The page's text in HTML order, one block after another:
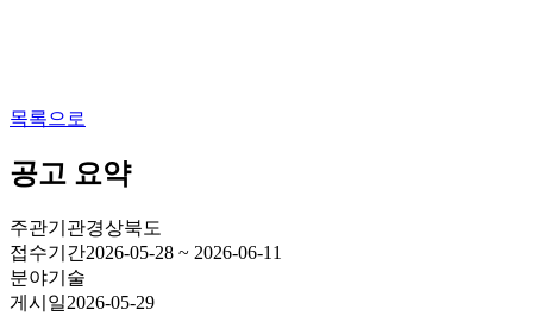
목록으로
공고 요약
주관기관경상북도
접수기간2026-05-28 ~ 2026-06-11
분야기술
게시일2026-05-29